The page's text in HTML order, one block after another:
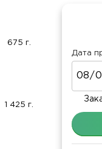
675 г.
1 425 г.
Дата